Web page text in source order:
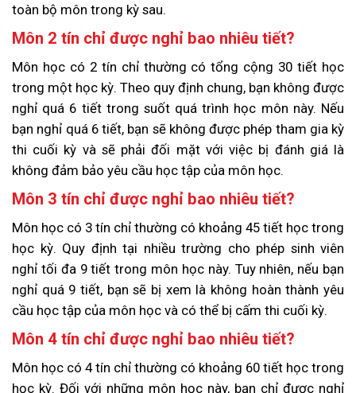
toàn bộ môn trong kỳ sau.
Môn 2 tín chỉ được nghỉ bao nhiêu tiết?
Môn học có 2 tín chỉ thường có tổng cộng 30 tiết học
trong một học kỳ. Theo quy định chung, bạn không được
nghỉ quá 6 tiết trong suốt quá trình học môn này. Nếu
bạn nghỉ quá 6 tiết, bạn sẽ không được phép tham gia kỳ
thi cuối kỳ và sẽ phải đối mặt với việc bị đánh giá là
không đảm bảo yêu cầu học tập của môn học.
Môn 3 tín chỉ được nghỉ bao nhiêu tiết?
Môn học có 3 tín chỉ thường có khoảng 45 tiết học trong
học kỳ. Quy định tại nhiều trường cho phép sinh viên
nghỉ tối đa 9 tiết trong môn học này. Tuy nhiên, nếu bạn
nghỉ quá 9 tiết, bạn sẽ bị xem là không hoàn thành yêu
cầu học tập của môn học và có thể bị cấm thi cuối kỳ.
Môn 4 tín chỉ được nghỉ bao nhiêu tiết?
Môn học có 4 tín chỉ thường có khoảng 60 tiết học trong
học kỳ. Đối với những môn học này, bạn chỉ được nghỉ